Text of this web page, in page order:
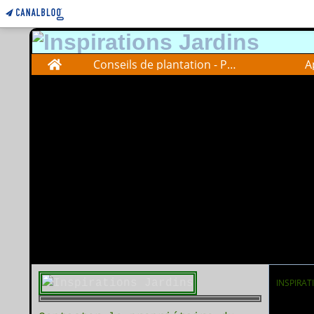
Home Conseils de plantation - Plantations advise